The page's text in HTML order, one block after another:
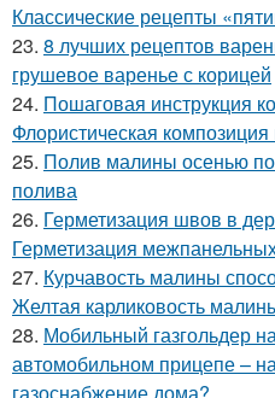
Классические рецепты
23. 8 лучших рецептов
грушевое варенье с корицей
24. Пошаговая инструкция
Флористическая
25. Полив малины осенью
полива
26. Герметизация швов в
Герметизация
27. Курчавость малины
Желтая карликовость
28. Мобильный газгольдер
автомобильном прицепе –